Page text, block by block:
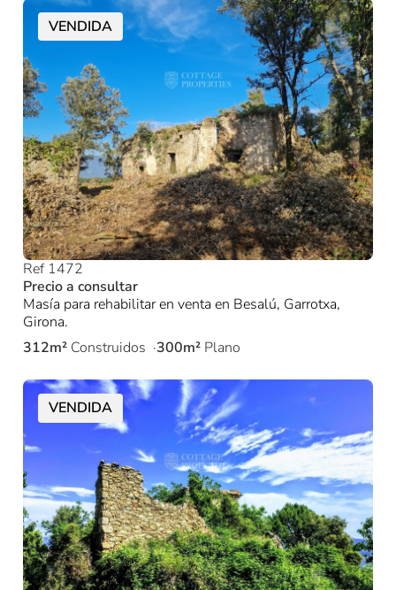
VENDIDA
Ref 1472
Precio a consultar
Masía para rehabilitar en venta en Besalú, Garrotxa,
Girona.
312m² Construidos 300m² Plano
VENDIDA